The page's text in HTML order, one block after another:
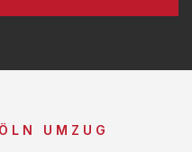
UMZUG